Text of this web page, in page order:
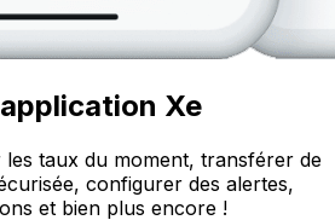
Xe
taux du moment, transférer de
configurer des alertes,
et bien plus encore !